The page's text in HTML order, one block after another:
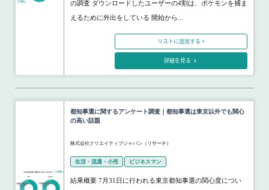
の調査 ダウンロードしたユーザーの4割は、ポケモンを捕ま
えるために外出をしている 開始から...
リストに追加する +
詳細を見る
都知事選に関するアンケート調査｜都知事選は東京以外でも関心
の高い話題
株式会社クリエイティブジャパン（リサーチ）
生活・流通・小売 ビジネスマン
結果概要 7月31日に行われる東京都知事選の関心度につい